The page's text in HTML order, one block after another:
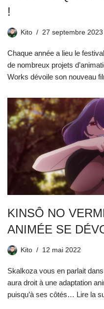
!
Kito 27 septembre 2023
Chaque année a lieu le
de nombreux projets
Works dévoile son nouveau
KINSÔ NO
ANIMÉE SE
Kito 12 mai 2022
Skalkoza vous en parlait
aura droit à une adaptation
puisqu’à ses côtés… Lire la